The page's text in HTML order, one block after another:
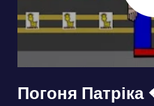
Погоня